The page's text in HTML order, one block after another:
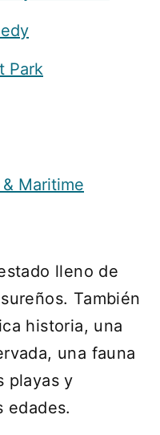
Park
Maritime
lleno de
También
historia, una
una fauna
playas y
edades.